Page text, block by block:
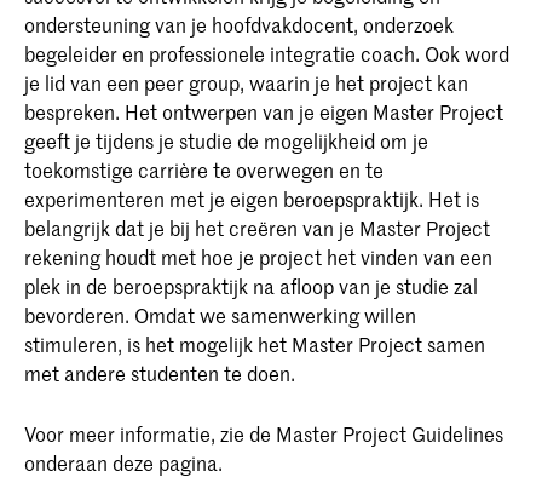
ondersteuning van je hoofdvakdocent, onderzoek
begeleider en professionele integratie coach. Ook word
je lid van een peer group, waarin je het project kan
bespreken. Het ontwerpen van je eigen Master Project
geeft je tijdens je studie de mogelijkheid om je
toekomstige carrière te overwegen en te
experimenteren met je eigen beroepspraktijk. Het is
belangrijk dat je bij het creëren van je Master Project
rekening houdt met hoe je project het vinden van een
plek in de beroepspraktijk na afloop van je studie zal
bevorderen. Omdat we samenwerking willen
stimuleren, is het mogelijk het Master Project samen
met andere studenten te doen.
Voor meer informatie, zie de Master Project Guidelines
onderaan deze pagina.